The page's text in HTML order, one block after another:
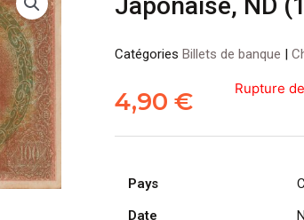
Catégories Billets de banque |
4,90 € Rupture
Pays
Date